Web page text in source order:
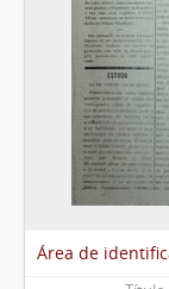
Área de